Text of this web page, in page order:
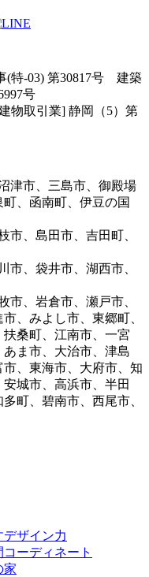
(特-03) 第30817号 建築
号
物取引業] 静岡（5）第
津市、三島市、御殿場
、函南町、伊豆の国
市、島田市、吉田町、
市、袋井市、湖西市、
市、岩倉市、瀬戸市、
、みよし市、東郷町、
桑町、江南市、一宮
ま市、大治市、津島
、東海市、大府市、知
城市、高浜市、半田
町、碧南市、西尾市、
ザイン力
ーディネート
家